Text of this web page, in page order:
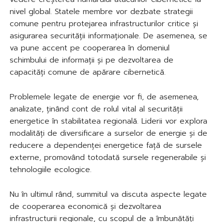
nivel global. Statele membre vor dezbate strategii
comune pentru protejarea infrastructurilor critice și
asigurarea securității informaționale. De asemenea, se
va pune accent pe cooperarea în domeniul
schimbului de informații și pe dezvoltarea de
capacități comune de apărare cibernetică.
Problemele legate de energie vor fi, de asemenea,
analizate, ținând cont de rolul vital al securității
energetice în stabilitatea regională. Liderii vor explora
modalități de diversificare a surselor de energie și de
reducere a dependenței energetice față de sursele
externe, promovând totodată sursele regenerabile și
tehnologiile ecologice.
Nu în ultimul rând, summitul va discuta aspecte legate
de cooperarea economică și dezvoltarea
infrastructurii regionale, cu scopul de a îmbunătăți